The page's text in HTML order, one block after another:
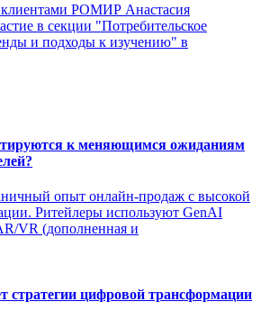
клиентами РОМИР Анастасия
в секции "Потребительское
и подходы к изучению" в
к меняющимся ожиданиям
опыт онлайн-продаж с высокой
Ритейлеры используют GenAI
VR (дополненная и
стратегии цифровой трансформации